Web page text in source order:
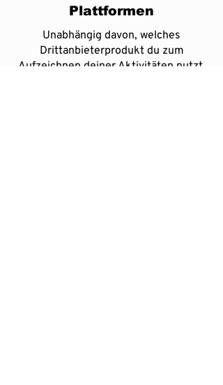
Plattformen
Unabhängig davon, welches
Drittanbieterprodukt du zum
Aufzeichnen deiner Aktivitäten nutzt,